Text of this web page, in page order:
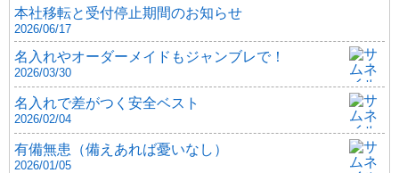
本社移転と受付停止期間のお知らせ
2026/06/17
名入れやオーダーメイドもジャンブレで！
2026/03/30
名入れで差がつく安全ベスト
2026/02/04
有備無患（備えあれば憂いなし）
2026/01/05